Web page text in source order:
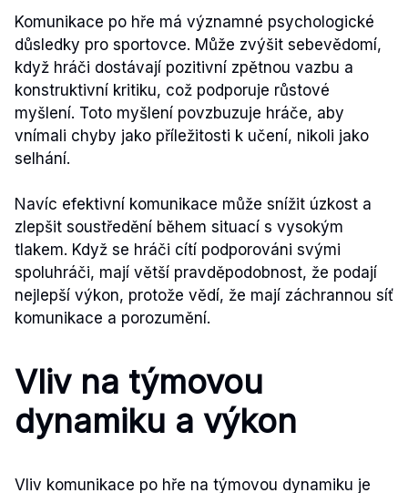
Komunikace po hře má významné psychologické
důsledky pro sportovce. Může zvýšit sebevědomí,
když hráči dostávají pozitivní zpětnou vazbu a
konstruktivní kritiku, což podporuje růstové
myšlení. Toto myšlení povzbuzuje hráče, aby
vnímali chyby jako příležitosti k učení, nikoli jako
selhání.
Navíc efektivní komunikace může snížit úzkost a
zlepšit soustředění během situací s vysokým
tlakem. Když se hráči cítí podporováni svými
spoluhráči, mají větší pravděpodobnost, že podají
nejlepší výkon, protože vědí, že mají záchrannou síť
komunikace a porozumění.
Vliv na týmovou
dynamiku a výkon
Vliv komunikace po hře na týmovou dynamiku je